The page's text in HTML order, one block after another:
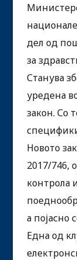
дел од
за
Станува
уредена
закон. Со
Новото
2017/746,
контрола
а појасно
Една од